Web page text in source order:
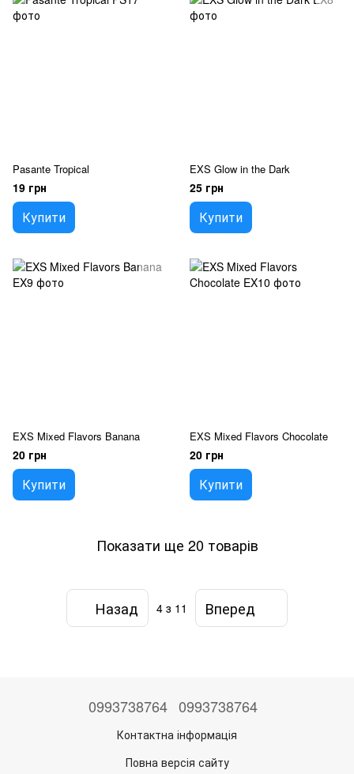
Pasante Tropical
19 грн
Купити
EXS Glow in the Dark
25 грн
Купити
EXS Mixed Flavors Banana
20 грн
Купити
EXS Mixed Flavors Chocolate
20 грн
Купити
Показати ще 20 товарів
Назад 4 з 11 Вперед
0993738764 0993738764
Контактна інформація
Повна версія сайту